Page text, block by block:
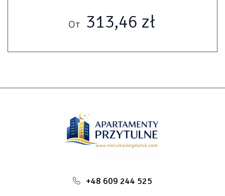
От 313,46 zł
+48 609 244 525